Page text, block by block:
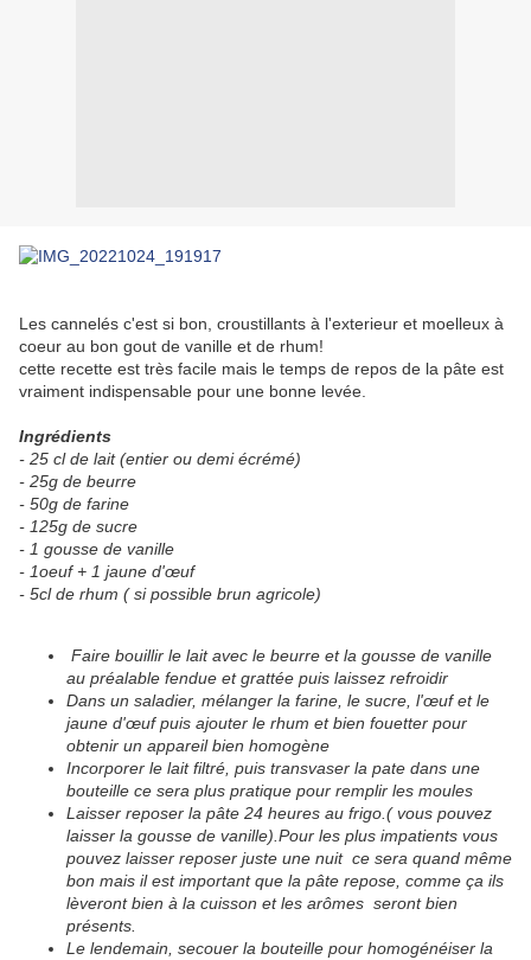
Les cannelés c'est si bon, croustillants à l'exterieur et moelleux à
coeur au bon gout de vanille et de rhum!
cette recette est très facile mais le temps de repos de la pâte est
vraiment indispensable pour une bonne levée.
Ingrédients
- 25 cl de lait (entier ou demi écrémé)
- 25g de beurre
- 50g de farine
- 125g de sucre
- 1 gousse de vanille
- 1oeuf + 1 jaune d'œuf
- 5cl de rhum ( si possible brun agricole)
Faire bouillir le lait avec le beurre et la gousse de vanille
au préalable fendue et grattée puis laissez refroidir
Dans un saladier, mélanger la farine, le sucre, l'œuf et le
jaune d'œuf puis ajouter le rhum et bien fouetter pour
obtenir un appareil bien homogène
Incorporer le lait filtré, puis transvaser la pate dans une
bouteille ce sera plus pratique pour remplir les moules
Laisser reposer la pâte 24 heures au frigo.( vous pouvez
laisser la gousse de vanille). Pour les plus impatients vous
pouvez laisser reposer juste une nuit ce sera quand même
bon mais il est important que la pâte repose, comme ça ils
lèveront bien à la cuisson et les arômes seront bien
présents.
Le lendemain, secouer la bouteille pour homogénéiser la